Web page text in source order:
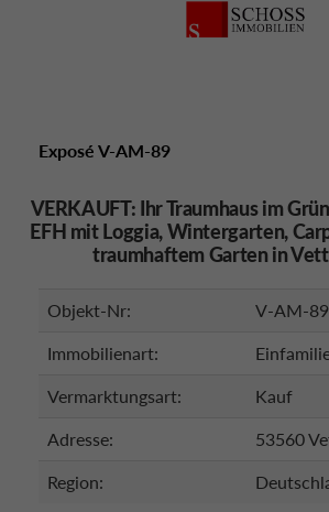
Exposé V-AM-89
VERKAUFT: Ihr Traumhaus im
EFH mit Loggia, Wintergarten,
traumhaftem Garten in
Objekt-Nr: V-AM-89
Immobilienart:
Vermarktungsart: Kauf
Adresse: 53560
Region: